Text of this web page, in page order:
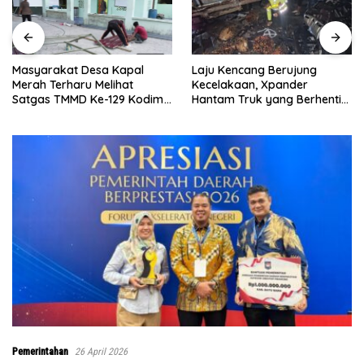
Laju Kencang Berujung
Kecelakaan, Xpander
Hantam Truk yang Berhenti
Kurang dari 1×24 Jam, Polsek
Lima Puluh Ringkus Pelaku
Curas
Pemerintahan 26 April 2026